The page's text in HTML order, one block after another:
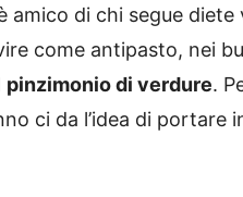
amico di chi segue
come antipasto, nei
pinzimonio di verdure.
ci da l’idea di